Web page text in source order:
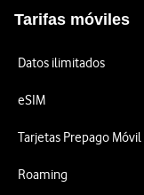
Tarifas móviles
Datos ilimitados
eSIM
Tarjetas Prepago Móvil
Roaming